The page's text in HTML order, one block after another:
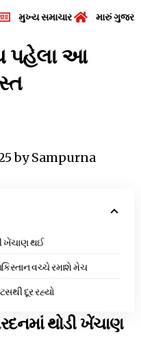
મુખ્ય સમાચાર મારું
પહેલા આ
bySampurna
ખેંચાણ થઈ
વચ્ચે રમાશે મેચ
દૂર રહ્યો
થોડી ખેંચાણ